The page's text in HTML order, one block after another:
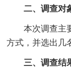
二、调查对
本次调查主要
方式，并选出几
三、调查结